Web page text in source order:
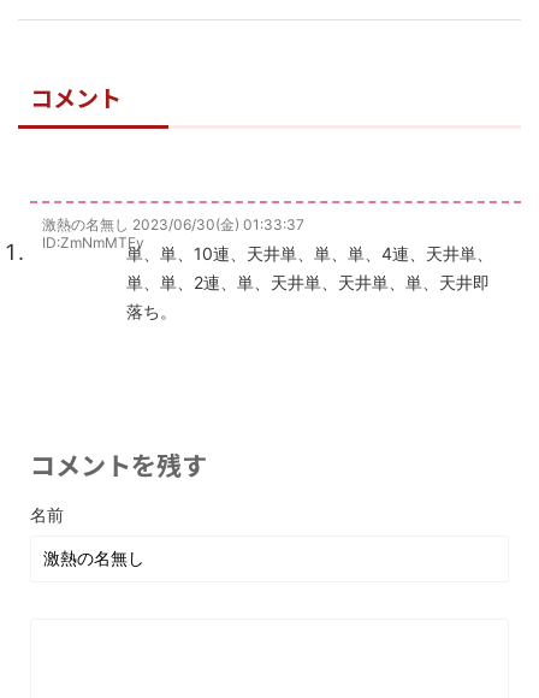
コメント
激熱の名無し 2023/06/30(金) 01:33:37
ID:ZmNmMTEy
単、単、10連、天井単、単、単、4連、天井単、
単、単、2連、単、天井単、天井単、単、天井即
落ち。
コメントを残す
名前